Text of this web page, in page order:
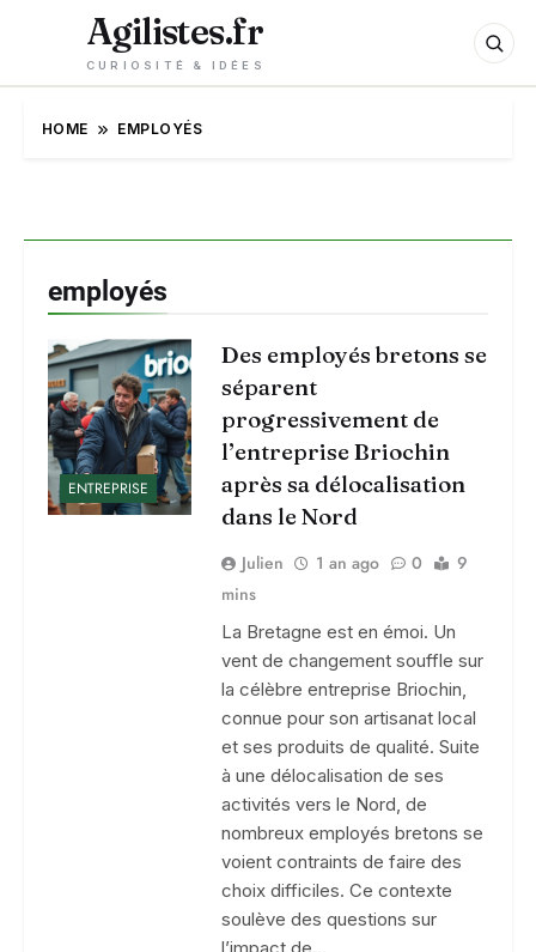
Agilistes.fr
CURIOSITÉ & IDÉES
HOME EMPLOYÉS
employés
ENTREPRISE
Des employés bretons se
séparent
progressivement de
l’entreprise Briochin
après sa délocalisation
dans le Nord
Julien 1 an ago 0
9
mins
La Bretagne est en émoi. Un
vent de changement souffle sur
la célèbre entreprise Briochin,
connue pour son artisanat local
et ses produits de qualité. Suite
à une délocalisation de ses
activités vers le Nord, de
nombreux employés bretons se
voient contraints de faire des
choix difficiles. Ce contexte
soulève des questions sur